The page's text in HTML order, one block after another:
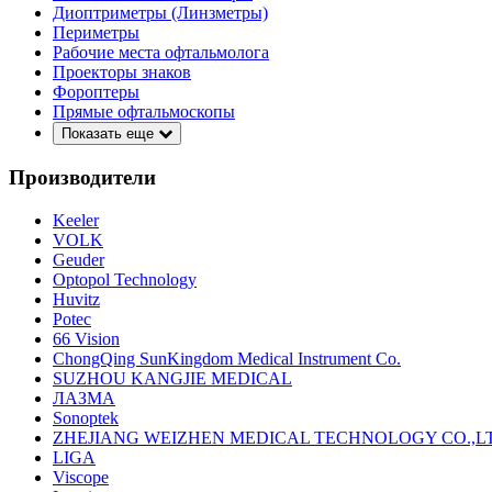
Диоптриметры (Линзметры)
Периметры
Рабочие места офтальмолога
Проекторы знаков
Фороптеры
Прямые офтальмоскопы
Показать еще
Производители
Keeler
VOLK
Geuder
Optopol Technology
Huvitz
Potec
66 Vision
ChongQing SunKingdom Medical Instrument Co.
SUZHOU KANGJIE MEDICAL
ЛАЗМА
Sonoptek
ZHEJIANG WEIZHEN MEDICAL TECHNOLOGY
LIGA
Viscope